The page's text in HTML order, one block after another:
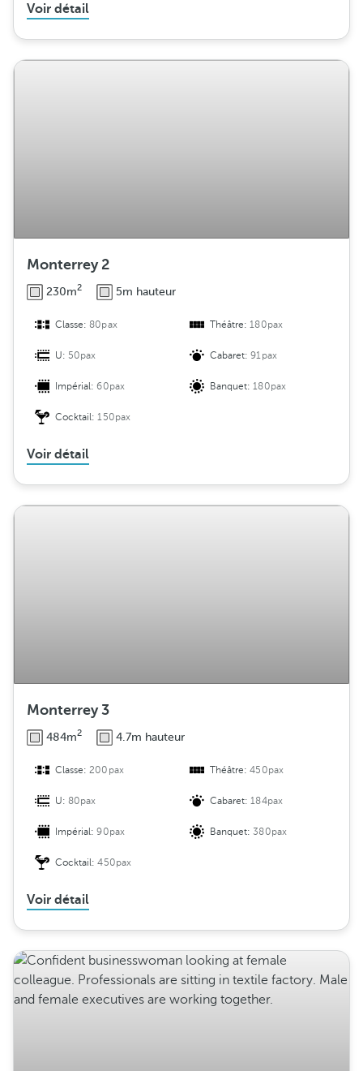
Voir détail
Monterrey 2
230m2 5m hauteur
Classe:80pax Théâtre:180pax
U: 50pax Cabaret:91pax
Impérial:60pax Banquet:180pax
Cocktail:150pax
Voir détail
Monterrey 3
484m2 4.7m hauteur
Classe:200pax Théâtre:450pax
U:80pax Cabaret:184pax
Impérial:90pax Banquet:380pax
Cocktail:450pax
Voir détail